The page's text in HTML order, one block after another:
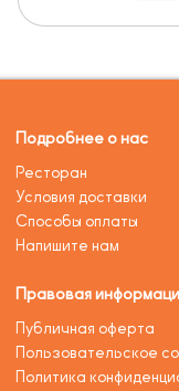
Подробнее о нас
Ресторан
Условия доставки
Способы оплаты
Напишите нам
Правовая
Публичная оферта
Пользовательское
Политика